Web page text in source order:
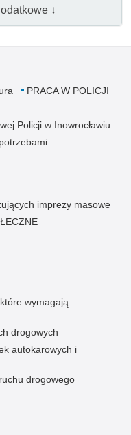
↓
PRACA W POLICJI
Policji w Inowrocławiu
imprezy masowe
wymagają
drogowych
autokarowych i
drogowego